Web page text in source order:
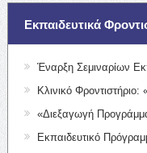
Εκπαιδευτικά
Έναρξη Σεμιναρίων
Κλινικό
«Διεξαγωγή
Εκπαιδευτικό